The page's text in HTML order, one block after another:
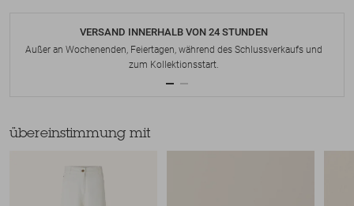
VERSAND INNERHALB VON 24 STUNDEN
Außer an Wochenenden, Feiertagen, während des Schlussverkaufs und
zum Kollektionsstart.
übereinstimmung mit